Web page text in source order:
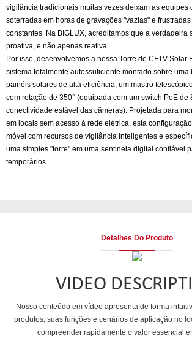
vigilância tradicionais muitas vezes deixam as equipes
soterradas em horas de gravações "vazias" e
constantes. Na BIGLUX, acreditamos que a verdadeira
proativa, e não apenas reativa.
Por isso, desenvolvemos a nossa Torre de CFTV Solar
sistema totalmente autossuficiente montado sobre uma
painéis solares de alta eficiência, um mastro
com rotação de 350° (equipada com um switch PoE de
conectividade estável das câmeras). Projetada para
em locais sem acesso à rede elétrica, esta
móvel com recursos de vigilância inteligentes e
uma simples "torre" em uma sentinela digital confiável
temporários.
Detalhes Do Produto
VIDEO
Nosso conteúdo em vídeo apresenta de forma
produtos, suas funções e cenários de aplicação no
compreender rapidamente o valor essencial